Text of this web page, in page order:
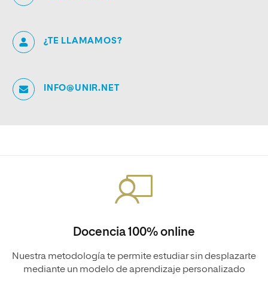
¿TE LLAMAMOS?
INFO@UNIR.NET
Docencia 100% online
Nuestra metodología te permite estudiar sin desplazarte
mediante un modelo de aprendizaje personalizado